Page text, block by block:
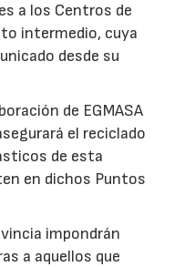
a los Centros de
intermedio, cuya
desde su
de EGMASA
el reciclado
de esta
en dichos Puntos
impondrán
a aquellos que